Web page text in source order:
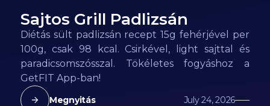
98kcal
Sajtos Grill Padlizsán
Diétás sült padlizsán recept 15g fehérjével per
100g, csak 98 kcal. Csirkével, light sajttal és
paradicsomszósszal. Tökéletes fogyáshoz a
GetFIT App-ban!
Megnyitás July 24, 2026